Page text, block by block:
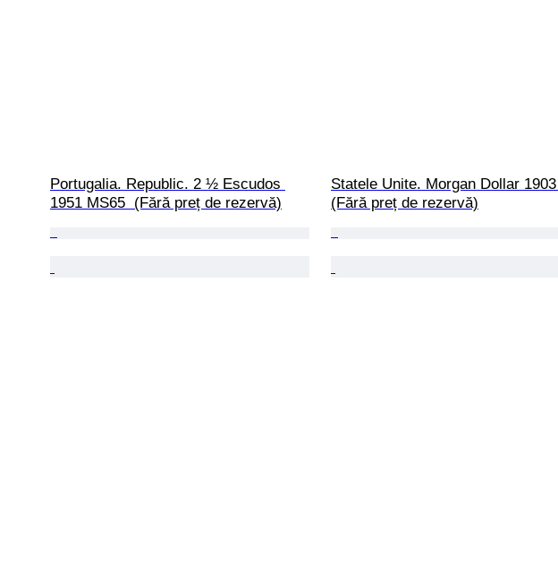
Portugalia. Republic. 2 ½ Escudos
1951 MS65  (Fără preț de rezervă)
Statele Unite. Morgan Dollar 1903
(Fără preț de rezervă)